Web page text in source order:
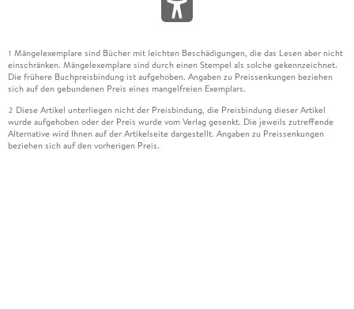
1 Mängelexemplare sind Bücher mit leichten Beschädigungen, die das Lesen aber nicht
einschränken. Mängelexemplare sind durch einen Stempel als solche gekennzeichnet.
Die frühere Buchpreisbindung ist aufgehoben. Angaben zu Preissenkungen beziehen
sich auf den gebundenen Preis eines mangelfreien Exemplars.
2 Diese Artikel unterliegen nicht der Preisbindung, die Preisbindung dieser Artikel
wurde aufgehoben oder der Preis wurde vom Verlag gesenkt. Die jeweils zutreffende
Alternative wird Ihnen auf der Artikelseite dargestellt. Angaben zu Preissenkungen
beziehen sich auf den vorherigen Preis.